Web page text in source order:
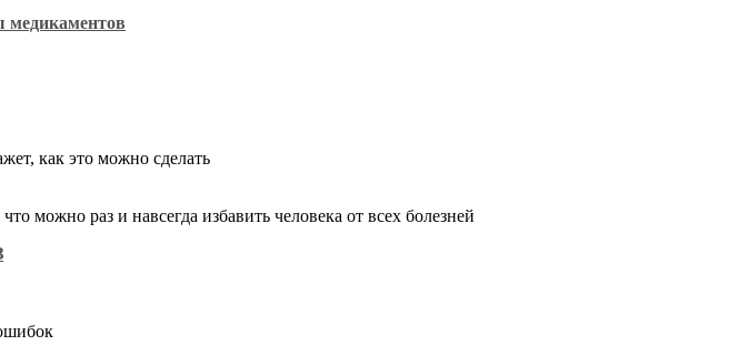
медикаментов
как это можно сделать
можно раз и навсегда избавить человека от всех болезней